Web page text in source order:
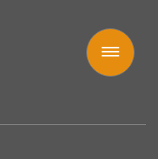
Toggle
navigation